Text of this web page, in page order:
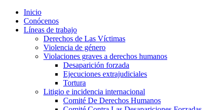
Inicio
Conócenos
Líneas de trabajo
Derechos de Las Víctimas
Violencia de género
Violaciones graves a derechos humanos
Desaparición forzada​
Ejecuciones extrajudiciales
Tortura
Litigio e incidencia internacional
Comité De Derechos Humanos​